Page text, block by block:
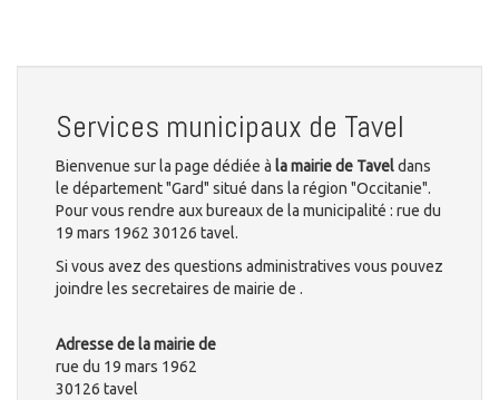
Services municipaux de Tavel
Bienvenue sur la page dédiée à la mairie de Taveldans
le département "Gard" situé dans la région "Occitanie".
Pour vous rendre aux bureaux de la municipalité : rue du
19 mars 1962 30126 tavel.
Si vous avez des questions administratives vous pouvez
joindre les secretaires de mairie de .
Adresse de la mairie de
rue du 19 mars 1962
30126 tavel